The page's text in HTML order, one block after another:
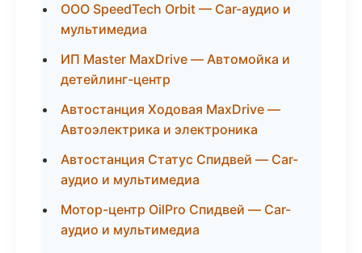
ООО SpeedTech Orbit — Car-аудио и
мультимедиа
ИП Master MaxDrive — Автомойка и
детейлинг-центр
Автостанция Ходовая MaxDrive —
Автоэлектрика и электроника
Автостанция Статус Спидвей — Car-
аудио и мультимедиа
Мотор-центр OilPro Спидвей — Car-
аудио и мультимедиа